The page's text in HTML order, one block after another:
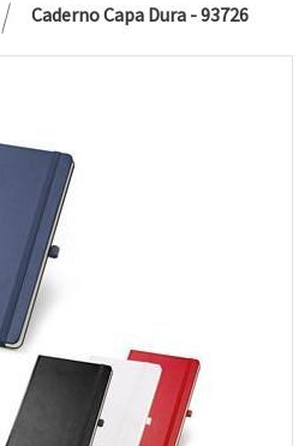
Caderno Capa Dura - 93726